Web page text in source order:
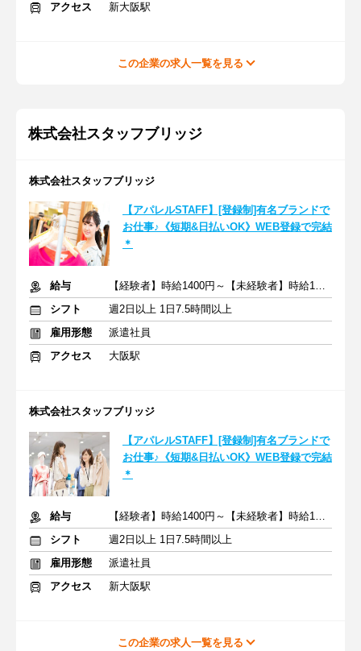
アクセス
新大阪駅
この企業の求人一覧を見る
株式会社スタッフブリッジ
株式会社スタッフブリッジ
【アパレルSTAFF】[登録制]有名ブランドで
お仕事♪《短期&日払いOK》WEB登録で完結
＊
給与
【経験者】時給1400円～【未経験者】時給1300円～＋交通費全額
シフト
週2日以上 1日7.5時間以上
雇用形態
派遣社員
アクセス
大阪駅
株式会社スタッフブリッジ
【アパレルSTAFF】[登録制]有名ブランドで
お仕事♪《短期&日払いOK》WEB登録で完結
＊
給与
【経験者】時給1400円～【未経験者】時給1300円～＋交通費全額
シフト
週2日以上 1日7.5時間以上
雇用形態
派遣社員
アクセス
新大阪駅
この企業の求人一覧を見る